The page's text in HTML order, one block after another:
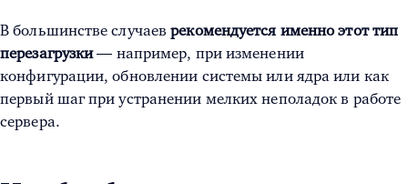
В большинстве случаеврекомендуется именно этот тип
перезагрузки— например, при изменении
конфигурации, обновлении системы или ядра или как
первый шаг при устранении мелких неполадок в работе
сервера.